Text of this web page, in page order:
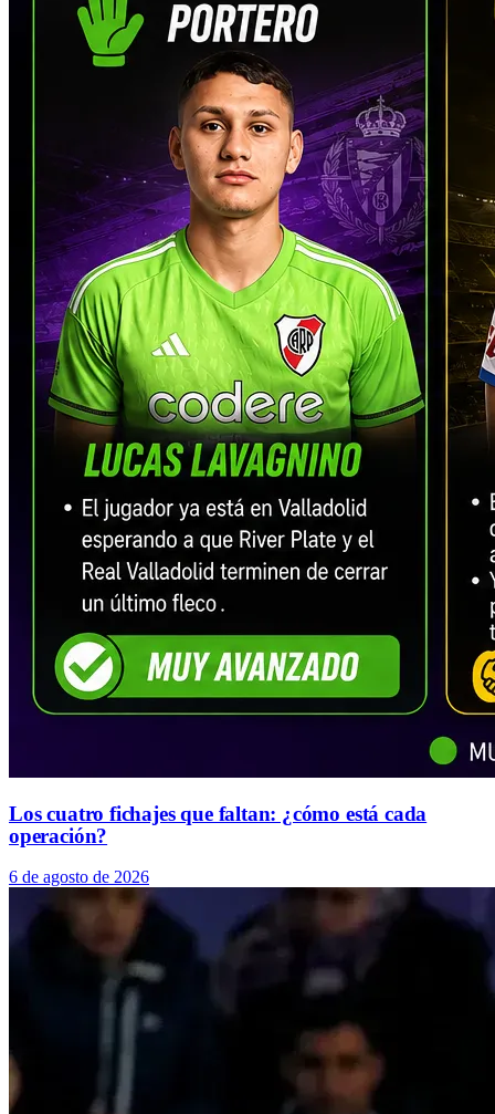
Los cuatro fichajes que faltan: ¿cómo está cada
operación?
6 de agosto de 2026